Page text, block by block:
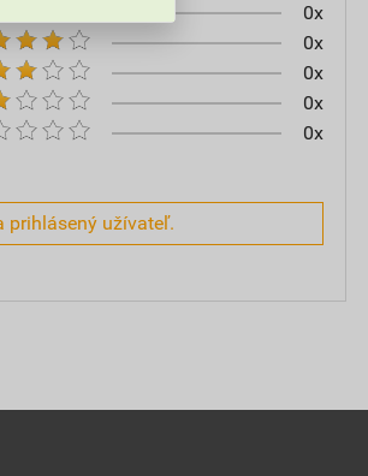
0x
0x
0x
0x
0x
prihlásený užívateľ.